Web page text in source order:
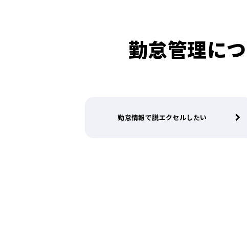
勤怠管理につ
勤怠情報で脱エクセルしたい